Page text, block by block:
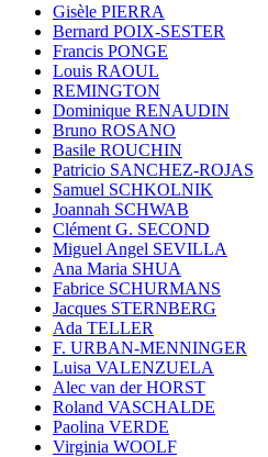
Gisèle PIERRA
Bernard POIX-SESTER
Francis PONGE
Louis RAOUL
REMINGTON
Dominique RENAUDIN
Bruno ROSANO
Basile ROUCHIN
Patricio SANCHEZ-ROJAS
Samuel SCHKOLNIK
Joannah SCHWAB
Clément G. SECOND
Miguel Angel SEVILLA
Ana Maria SHUA
Fabrice SCHURMANS
Jacques STERNBERG
Ada TELLER
F. URBAN-MENNINGER
Luisa VALENZUELA
Alec van der HORST
Roland VASCHALDE
Paolina VERDE
Virginia WOOLF